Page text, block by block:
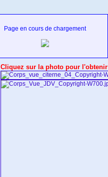
Page en cours de chargement
Cliquez sur la photo pour